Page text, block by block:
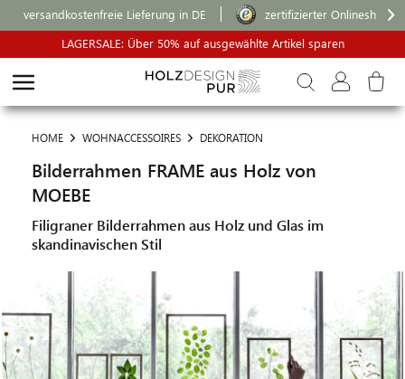
versandkostenfreie Lieferung in DE
zertifizierter Onlineshop
LAGERSALE: Über 50% auf ausgewählte Artikel sparen
HOME WOHNACCESSOIRES DEKORATION
Bilderrahmen FRAME aus Holz von
MOEBE
Filigraner Bilderrahmen aus Holz und Glas im
skandinavischen Stil